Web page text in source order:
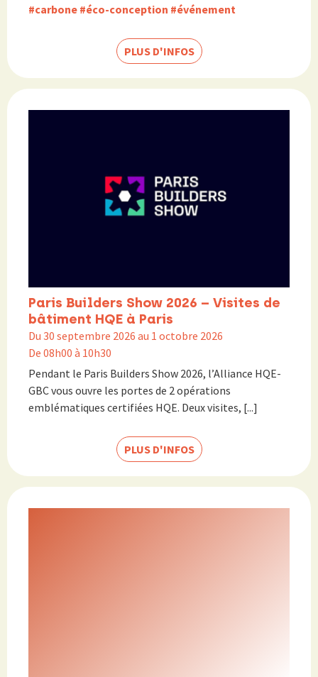
#carbone #éco-conception #événement
PLUS D'INFOS
Paris Builders Show 2026 – Visites de
bâtiment HQE à Paris
Du 30 septembre 2026 au 1 octobre 2026
De 08h00 à 10h30
Pendant le Paris Builders Show 2026, l’Alliance HQE-
GBC vous ouvre les portes de 2 opérations
emblématiques certifiées HQE. Deux visites, [...]
PLUS D'INFOS